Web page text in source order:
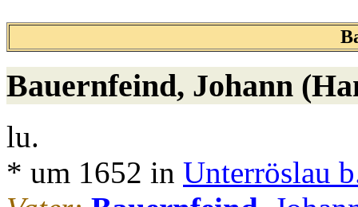
Bauernfeind, Johann
lu.
* um 1652 in Unterröslau